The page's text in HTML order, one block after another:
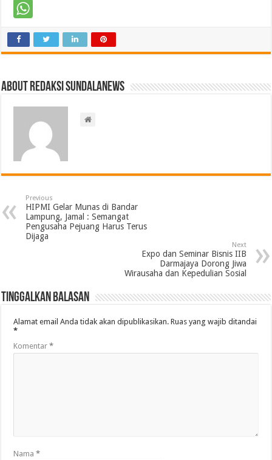
About Redaksi Sundalanews
Previous
HIPMI Gelar Munas di Bandar
Lampung, Jamal : Semangat
Pengusaha Pejuang Harus Terus
Dijaga
Next
Expo dan Seminar Bisnis IIB
Darmajaya Dorong Jiwa
Wirausaha dan Kepedulian Sosial
Tinggalkan Balasan
Alamat email Anda tidak akan dipublikasikan. Ruas yang wajib ditandai
*
Komentar*
Nama*